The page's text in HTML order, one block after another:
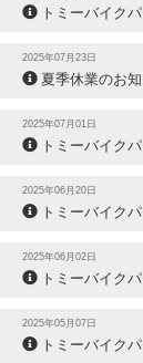
トミーバイク
2025年07月23日
夏季休業のお
2025年07月01日
トミーバイク
2025年06月20日
トミーバイク
2025年06月02日
トミーバイク
2025年05月07日
トミーバイク